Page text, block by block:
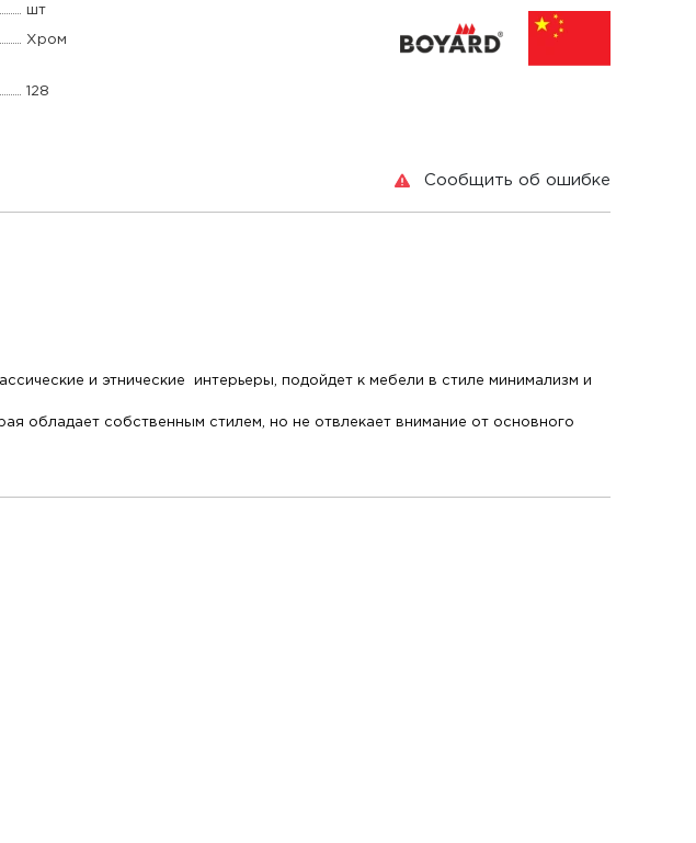
шт
Хром
128
Сообщить об ошибке
и этнические интерьеры, подойдет к мебели в стиле минимализм и
обладает собственным стилем, но не отвлекает внимание от основного